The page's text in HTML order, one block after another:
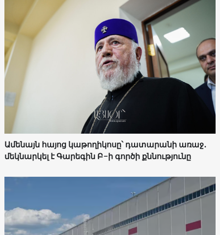
Ամենայն հայոց կաթողիկոսը՝ դատարանի առաջ․
մեկնարկել է Գարեգին Բ-ի գործի քննությունը